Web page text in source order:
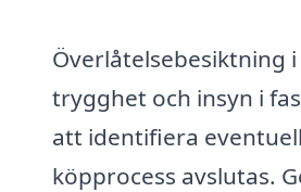
Överlåtelsebesiktning
trygghet och insyn i
att identifiera
köpprocess avslutas.